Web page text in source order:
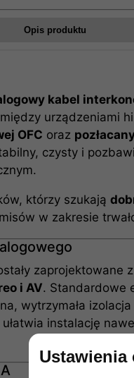
Opis produktu
kabel
urządzeniami
OFC oraz
czysty i
którzy szukają
w zakresie
zaprojektowane
i AV. Standardowe
wytrzymała
instalację
Ustawienia